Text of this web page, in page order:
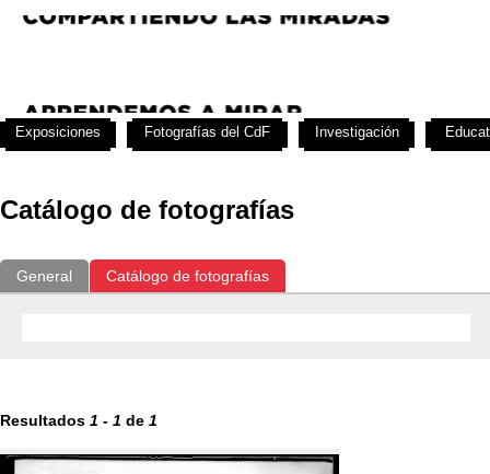
Catálogo de fotografías
General Catálogo de fotografías
Resultados 1 - 1 de 1
Exposiciones Fotografías del CdF Investigación